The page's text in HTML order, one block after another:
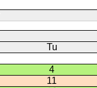
Tu
4
11